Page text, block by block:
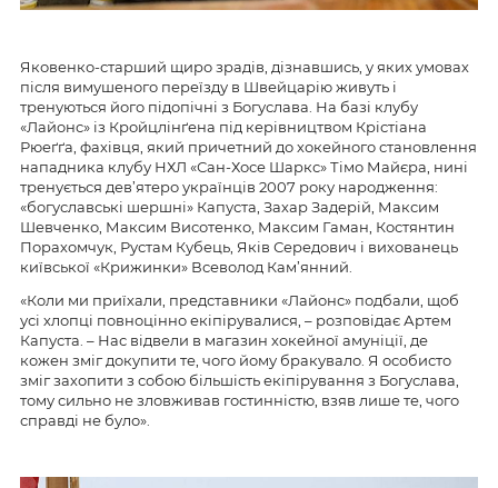
Яковенко-старший щиро зрадів, дізнавшись, у яких умовах
після вимушеного переїзду в Швейцарію живуть і
тренуються його підопічні з Богуслава. На базі клубу
«Лайонс» із Кройцлінґена під керівництвом Крістіана
Рюеґґа, фахівця, який причетний до хокейного становлення
нападника клубу НХЛ «Сан-Хосе Шаркс» Тімо Майєра, нині
тренується дев’ятеро українців 2007 року народження:
«богуславські шершні» Капуста, Захар Задерій, Максим
Шевченко, Максим Висотенко, Максим Гаман, Костянтин
Порахомчук, Рустам Кубець, Яків Середович і вихованець
київської «Крижинки» Всеволод Кам’янний.
«Коли ми приїхали, представники «Лайонс» подбали, щоб
усі хлопці повноцінно екіпірувалися, – розповідає Артем
Капуста. – Нас відвели в магазин хокейної амуніції, де
кожен зміг докупити те, чого йому бракувало. Я особисто
зміг захопити з собою більшість екіпірування з Богуслава,
тому сильно не зловживав гостинністю, взяв лише те, чого
справді не було».